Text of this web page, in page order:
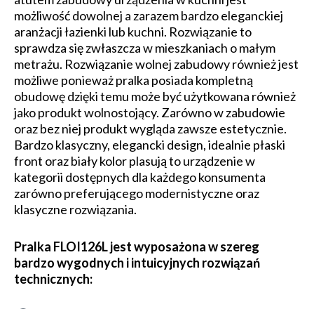
możliwość dowolnej a zarazem bardzo eleganckiej
aranżacji łazienki lub kuchni. Rozwiązanie to
sprawdza się zwłaszcza w mieszkaniach o małym
metrażu. Rozwiązanie wolnej zabudowy również jest
możliwe ponieważ pralka posiada kompletną
obudowę dzięki temu może być użytkowana również
jako produkt wolnostojący. Zarówno w zabudowie
oraz bez niej produkt wygląda zawsze estetycznie.
Bardzo klasyczny, elegancki design, idealnie płaski
front oraz biały kolor plasują to urządzenie w
kategorii dostępnych dla każdego konsumenta
zarówno preferującego modernistyczne oraz
klasyczne rozwiązania.
Pralka FLOI126L jest wyposażona w szereg
bardzo wygodnych i intuicyjnych rozwiązań
technicznych: